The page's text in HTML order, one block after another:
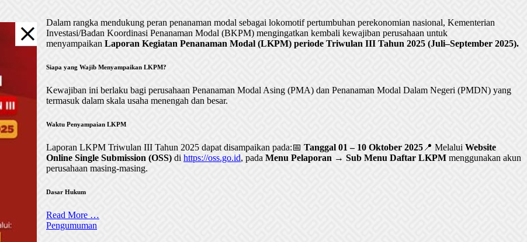
Dalam rangka mendukung peran penanaman modal sebagai lokomotif pertumbuhan perekonomian nasional, Kementerian
Investasi/Badan Koordinasi Penanaman Modal (BKPM) mengingatkan kembali kewajiban perusahaan untuk
menyampaikan Laporan Kegiatan Penanaman Modal (LKPM) periode Triwulan III Tahun 2025 (Juli–September 2025).
Siapa yang Wajib Menyampaikan LKPM?
Kewajiban ini berlaku bagi perusahaan Penanaman Modal Asing (PMA) dan Penanaman Modal Dalam Negeri (PMDN) yang
termasuk dalam skala usaha menengah dan besar.
Waktu Penyampaian LKPM
Laporan LKPM Triwulan III Tahun 2025 dapat disampaikan pada:📅 Tanggal 01 – 10 Oktober 2025 📍 Melalui Website
Online Single Submission (OSS) di https://oss.go.id, pada Menu Pelaporan → Sub Menu Daftar LKPM menggunakan akun
perusahaan masing-masing.
Dasar Hukum
Read More …
Pengumuman